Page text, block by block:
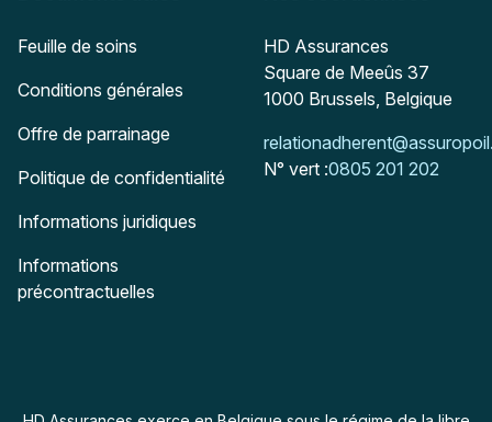
Feuille de soins
Conditions générales
Offre de parrainage
Politique de confidentialité
Informations juridiques
Informations
précontractuelles
Adresse postale
HD Assurances
Square de Meeûs 37
1000 Brussels, Belgique
Mail :
N° vert :0805 201 202